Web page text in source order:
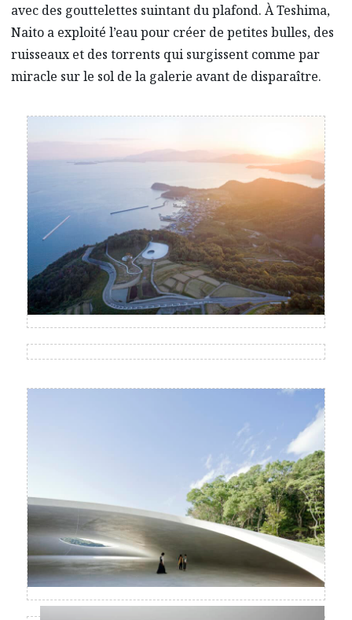
avec des gouttelettes suintant du plafond. À Teshima,
Naito a exploité l’eau pour créer de petites bulles, des
ruisseaux et des torrents qui surgissent comme par
miracle sur le sol de la galerie avant de disparaître.